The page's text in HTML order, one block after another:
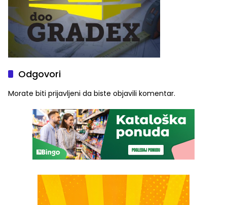
Odgovori
Morate biti prijavljeni da biste objavili komentar.